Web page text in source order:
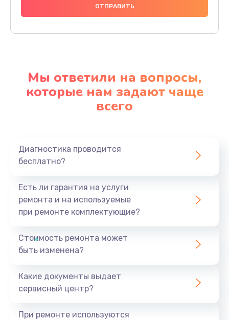
Мы ответили на вопросы,
которые нам задают чаще
всего
Диагностика проводится
бесплатно?
Есть ли гарантия на услуги
ремонта и на используемые
при ремонте комплектующие?
Стоимость ремонта может
быть изменена?
Какие документы выдает
сервисный центр?
При ремонте используются